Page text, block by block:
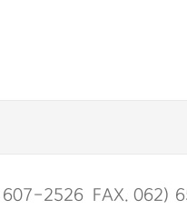
607-2526 FAX. 062)